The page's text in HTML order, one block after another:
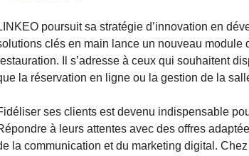
poursuit sa stratégie d’innovation en
clés en main lance un nouveau
Il s’adresse à ceux qui souhaitent
la réservation en ligne ou la gestion de la
ses clients est devenu indispensable
à leurs attentes avec des offres
la communication et du marketing digital.